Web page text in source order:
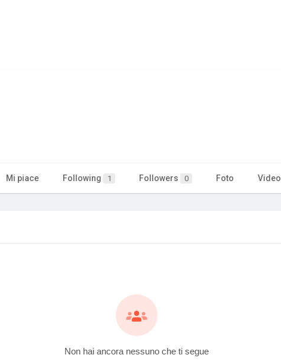
Mi piace Following 1 Followers 0 Foto Video
Non hai ancora nessuno che ti segue